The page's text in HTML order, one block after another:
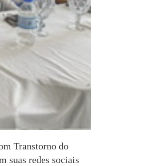
Transtorno do
suas redes sociais